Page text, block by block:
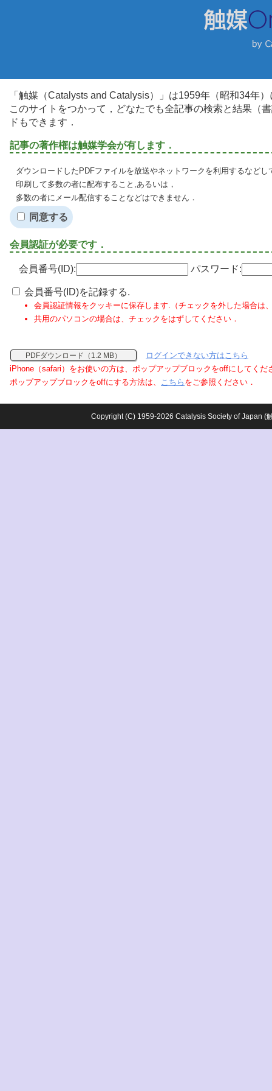
「触媒（Catalysts and Catalysis）」は1959年（昭和34年
このサイトをつかって，どなたでも全記事の検索と結果（
ドもできます．
記事の著作権は触媒学会が有します．
ダウンロードしたPDFファイルを放送やネットワークを利用するなど
印刷して多数の者に配布すること,あるいは，
多数の者にメール配信することなどはできません．
同意する
会員認証が必要です．
会員番号(ID): パスワード:
会員番号(ID)を記録する.
会員認証情報をクッキーに保存します.（チェックを外した場合は
共用のパソコンの場合は、チェックをはずしてください．
PDFダウンロード（1.2 MB）
ログインできない方はこちら
iPhone（safari）をお使いの方は、ポップアップブロックをoffにしてくだ
ポップアップブロックをoffにする方法は、 こちら をご参照ください．
Copyright (C) 1959-2026 Catalysis Society of Japan (